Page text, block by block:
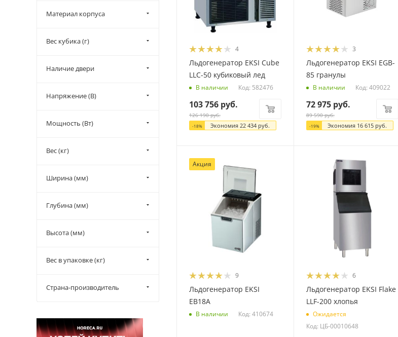
4
Льдогенератор EKSI Cube
LLC-50 кубиковый лед
В наличии Код: 582476
103 756 руб.
126 190руб.
-18% Экономия 22 434 руб.
3
Льдогенератор EKSI EGB-
85 гранулы
В наличии Код: 409022
72 975руб.
89 590руб.
-19% Экономия 16 615руб.
Акция
9
Льдогенератор EKSI
EB18A
В наличии Код: 410674
6
Льдогенератор EKSI Flake
LLF-200 хлопья
Ожидается
Код: ЦБ-00010648
Материал корпуса
Вес кубика (г)
Наличие двери
Напряжение (В)
Мощность (Вт)
Вес (кг)
Ширина (мм)
Глубина (мм)
Высота (мм)
Вес в упаковке (кг)
Страна-производитель